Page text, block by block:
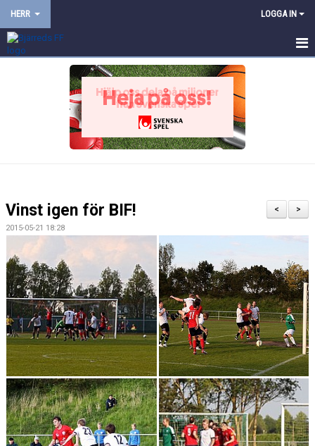
HERR LOGGA IN
DOKUMENT
KONTAKT
PROVTRÄNING
TRÄNINGSMATCHER
MATCHER
>
<
Vinst igen för BIF!
2015-05-21 18:28